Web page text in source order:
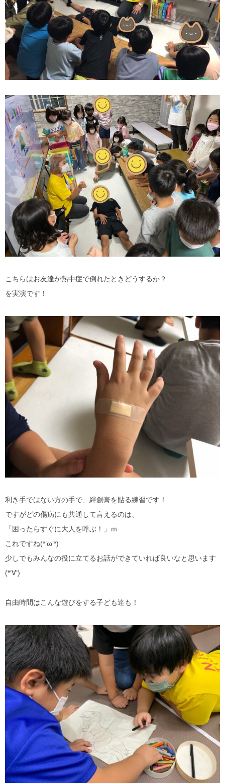
こちらはお友達が熱中症で倒れたときどうするか？
を実演です！
利き手ではない方の手で、絆創膏を貼る練習です！
ですがどの傷病にも共通して言えるのは、
「困ったらすぐに大人を呼ぶ！」ｍ
これですね(*’ω’*)
少しでもみんなの役に立てるお話ができていれば良いなと思います
(*‘∀‘)
自由時間はこんな遊びをする子ども達も！